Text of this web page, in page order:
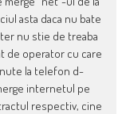
asta daca nu bate
nu stie de treaba
de operator cu care
la telefon d-
internetul pe
respectiv, cine